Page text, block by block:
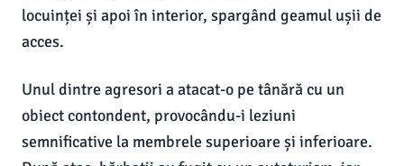
locuinței și apoi în interior, spargând geamul ușii de
acces.
Unul dintre agresori a atacat-o pe tânără cu un
obiect contondent, provocându-i leziuni
semnificative la membrele superioare și inferioare.